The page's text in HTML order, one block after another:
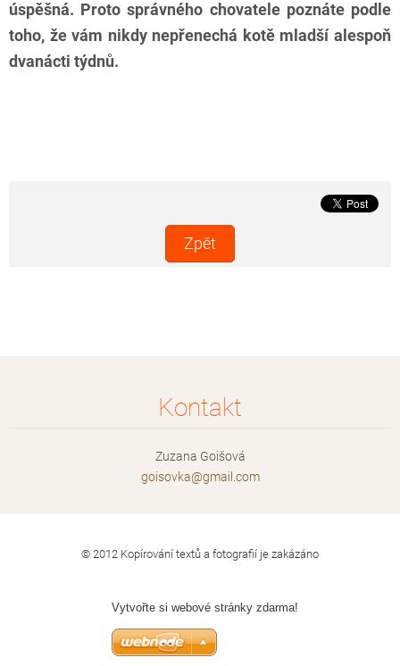
úspěšná. Proto správného chovatele poznáte podle
toho, že vám nikdy nepřenechá kotě mladší alespoň
dvanácti týdnů.
Zpět
Kontakt
Zuzana Goišová
goisovka@gmail.com
© 2012 Kopírování textů a fotografií je zakázáno
Vytvořte si webové stránky zdarma!